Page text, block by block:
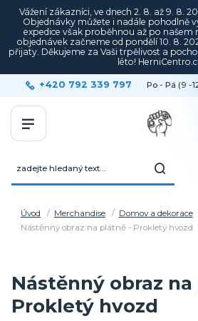
Vážení zákazníci, ve dnech 2. 8. až 9. 8.
Objednávky můžete i nadále pohodlně
expedice však proběhnou až po našem
objednávek začneme od pondělí 10. 8.
přijaty. Děkujeme za Vaši trpělivost a
léto!
+420 792 339 797 Po - Pá (9 -
Úvod Merchandise Domov a dekorace
Nástěnný obraz na plátně - Prokletý hvozd
Nástěnný obraz
Prokletý hvozd